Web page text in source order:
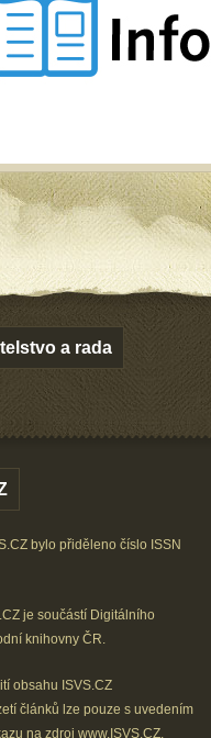
a rada
bylo přiděleno číslo ISSN
je součástí Digitálního
knihovny ČR.
obsahu ISVS.CZ
článků lze pouze s uvedením
na zdroj www.ISVS.CZ.